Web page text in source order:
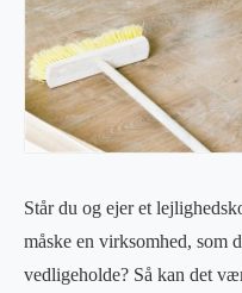
Står du og ejer et
måske en virksomhed, som
vedligeholde? Så kan det